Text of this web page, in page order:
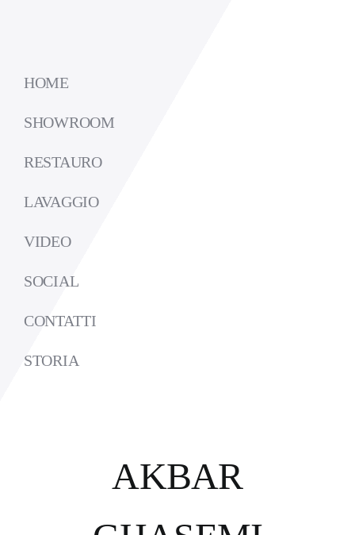
HOME
SHOWROOM
RESTAURO
LAVAGGIO
VIDEO
SOCIAL
CONTATTI
STORIA
AKBAR